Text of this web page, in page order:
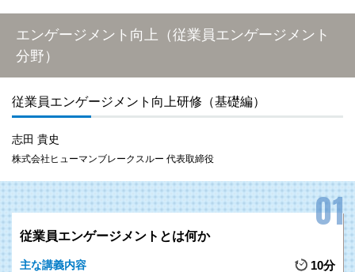
エンゲージメント向上（従業員エンゲージメント
分野）
従業員エンゲージメント向上研修（基礎編）
志田 貴史
株式会社ヒューマンブレークスルー 代表取締役
従業員エンゲージメントとは何か
主な講義内容 10分